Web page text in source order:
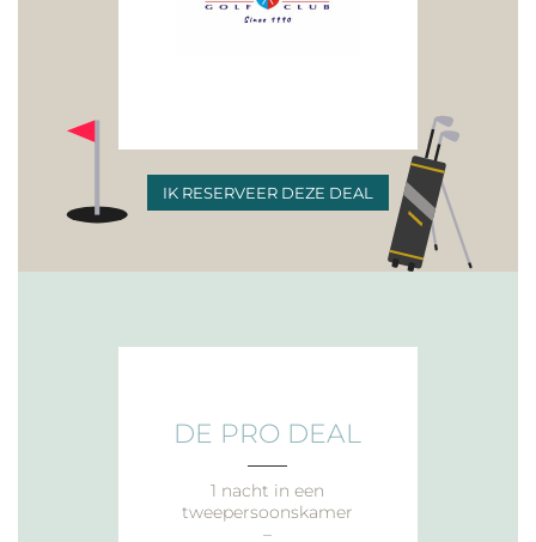
IK RESERVEER DEZE DEAL
DE PRO DEAL
1 nacht in een
tweepersoonskamer
–